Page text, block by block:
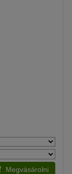
Megvásárolni